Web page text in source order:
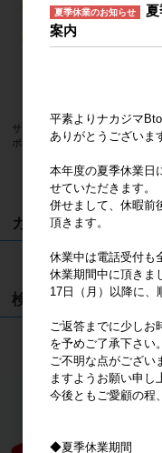
サンリオキャラクターズ ほわほ
ポムポムプリン Ｓ
メーカー希望小売価格
カート
検索
夏季休業のお知らせ
案内
平素よりナカジマ
ありがとうございま
本年度の夏季休業日
せていただきます。
併せまして、休暇前
頂きます。
休業中は電話受付も
休業期間中に頂きま
17日（月）以降に、
ご返答までに少しお
を予めご了承下さい。
ご不明な点がござい
ますようお願い申し
今後ともご愛顧の程
◆夏季休業期間